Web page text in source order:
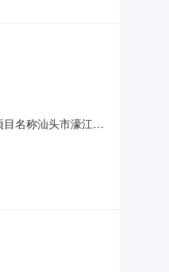
名称汕头市濠江区
的：序